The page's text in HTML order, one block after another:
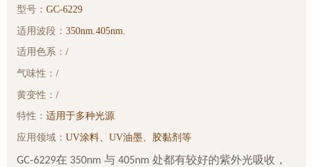
型号：GC-6229
适用波段：350nm.405nm.
适用色系：/
气味性：/
黄变性：/
特性：适用于多种光源
应用领域：UV涂料、UV油墨、胶黏剂等
GC-6229在 350nm与 405nm处都有较好的紫外光吸收，